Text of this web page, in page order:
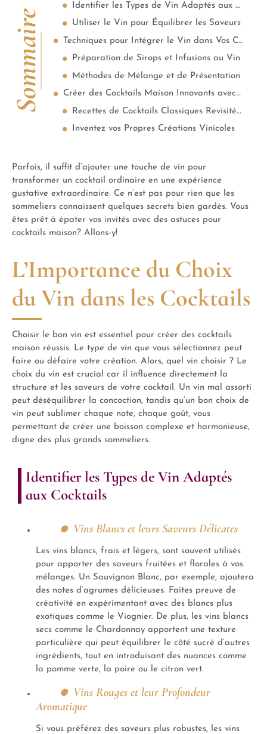
Sommaire
Identifier les Types de Vin Adaptés aux Cocktails
Utiliser le Vin pour Équilibrer les Saveurs
Techniques pour Intégrer le Vin dans Vos Cocktails
Préparation de Sirops et Infusions au Vin
Méthodes de Mélange et de Présentation
Créer des Cocktails Maison Innovants avec le Vin
Recettes de Cocktails Classiques Revisitée avec du Vin
Inventez vos Propres Créations Vinicoles
Parfois, il suffit d’ajouter une touche de vin pour
transformer un cocktail ordinaire en une expérience
gustative extraordinaire. Ce n’est pas pour rien que les
sommeliers connaissent quelques secrets bien gardés. Vous
êtes prêt à épater vos invités avec des astuces pour
cocktails maison? Allons-y!
L’Importance du Choix
du Vin dans les Cocktails
Choisir le bon vin est essentiel pour créer des cocktails
maison réussis. Le type de vin que vous sélectionnez peut
faire ou défaire votre création. Alors, quel vin choisir ? Le
choix du vin est crucial car il influence directement la
structure et les saveurs de votre cocktail. Un vin mal assorti
peut déséquilibrer la concoction, tandis qu’un bon choix de
vin peut sublimer chaque note, chaque goût, vous
permettant de créer une boisson complexe et harmonieuse,
digne des plus grands sommeliers.
Identifier les Types de Vin Adaptés
aux Cocktails
Vins Blancs et leurs Saveurs Délicates
Les vins blancs, frais et légers, sont souvent utilisés
pour apporter des saveurs fruitées et florales à vos
mélanges. Un Sauvignon Blanc, par exemple, ajoutera
des notes d’agrumes délicieuses. Faites preuve de
créativité en expérimentant avec des blancs plus
exotiques comme le Viognier. De plus, les vins blancs
secs comme le Chardonnay apportent une texture
particulière qui peut équilibrer le côté sucré d’autres
ingrédients, tout en introduisant des nuances comme
la pomme verte, la poire ou le citron vert.
Vins Rouges et leur Profondeur
Aromatique
Si vous préférez des saveurs plus robustes, les vins